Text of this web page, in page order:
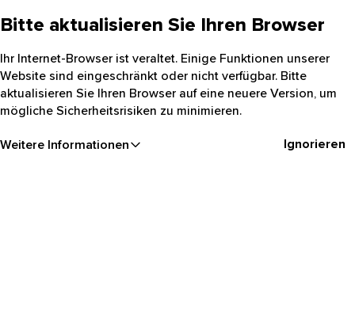
Bitte aktualisieren Sie Ihren Browser
Ihr Internet-Browser ist veraltet. Einige Funktionen unserer
Website sind eingeschränkt oder nicht verfügbar. Bitte
aktualisieren Sie Ihren Browser auf eine neuere Version, um
mögliche Sicherheitsrisiken zu minimieren.
Weitere Informationen Ignorieren